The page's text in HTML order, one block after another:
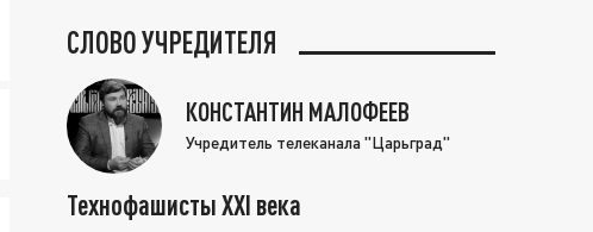
СЛОВО УЧРЕДИТЕЛЯ
КОНСТАНТИН МАЛОФЕЕВ
Учредитель телеканала "Царьград"
Технофашисты XXI века